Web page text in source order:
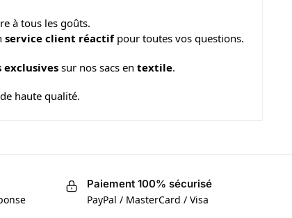
à tous les goûts.
service client réactifpour toutes vos questions.
sur nos sacs entextile.
haute qualité.
Paiement 100% sécurisé
PayPal / MasterCard / Visa